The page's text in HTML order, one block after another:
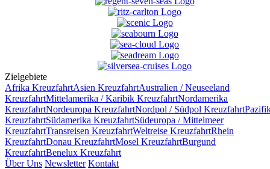
Zielgebiete
Afrika KreuzfahrtAsien KreuzfahrtAustralien / Neuseeland
KreuzfahrtMittelamerika / Karibik KreuzfahrtNordamerika
KreuzfahrtNordeuropa KreuzfahrtNordpol / Südpol Kreuzfahrt
KreuzfahrtSüdamerika KreuzfahrtSüdeuropa / Mittelmeer
KreuzfahrtTransreisen KreuzfahrtWeltreise KreuzfahrtRhein
KreuzfahrtDonau KreuzfahrtMosel KreuzfahrtBurgund
KreuzfahrtBenelux Kreuzfahrt
Über Uns Newsletter Kontakt